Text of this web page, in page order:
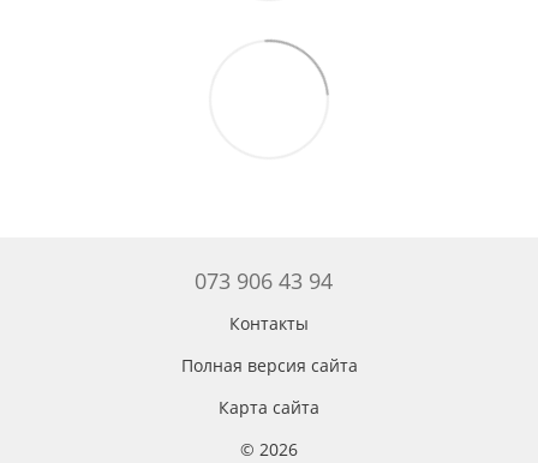
073 906 43 94
Контакты
Полная версия сайта
Карта сайта
© 2026